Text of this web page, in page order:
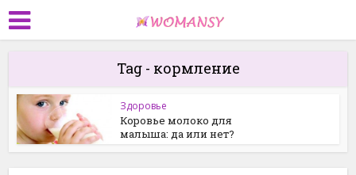
Tag - кормление
Здоровье
Коровье молоко для
малыша: да или нет?